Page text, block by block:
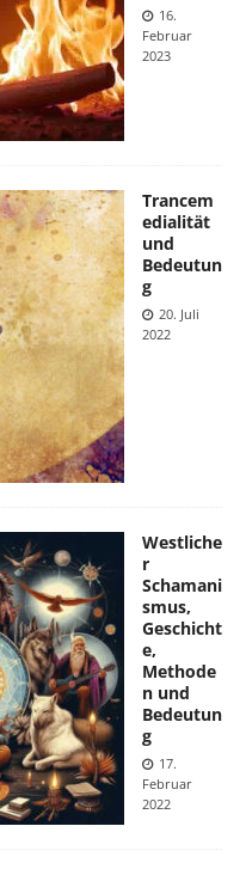
16.
Februar
2023
Trancem
edialität
und
Bedeutun
g
20. Juli
2022
Westliche
r
Schamani
smus,
Geschicht
e,
Methode
n und
Bedeutun
g
17.
Februar
2022